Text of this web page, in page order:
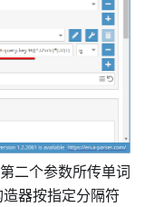
二个参数所传单词
器按指定分隔符